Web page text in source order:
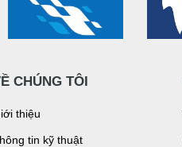
CHÚNG TÔI
thiệu
tin kỹ thuật